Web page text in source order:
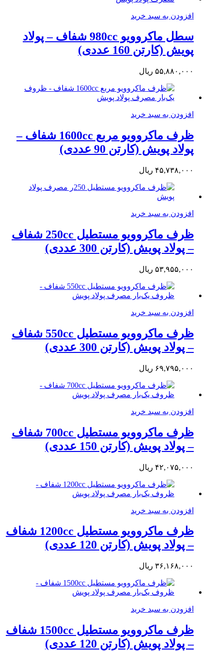
افزودن به سبد خرید
سطل ماکروویو 980cc شفاف – پولاد
پویش (کارتن 160 عددی)
۵۵,۸۸۰,۰۰۰ ریال
افزودن به سبد خرید
ظرف ماکروویو مربع 1600cc شفاف –
پولاد پویش (کارتن 90 عددی)
۴۵,۷۳۸,۰۰۰ ریال
افزودن به سبد خرید
ظرف ماکروویو مستطیل 250cc شفاف
– پولاد پویش (کارتن 300 عددی)
۵۳,۹۵۵,۰۰۰ ریال
افزودن به سبد خرید
ظرف ماکروویو مستطیل 550cc شفاف
– پولاد پویش (کارتن 300 عددی)
۶۹,۷۹۵,۰۰۰ ریال
افزودن به سبد خرید
ظرف ماکروویو مستطیل 700cc شفاف
– پولاد پویش (کارتن 150 عددی)
۴۲,۰۷۵,۰۰۰ ریال
افزودن به سبد خرید
ظرف ماکروویو مستطیل 1200cc شفاف
– پولاد پویش (کارتن 120 عددی)
۳۶,۱۶۸,۰۰۰ ریال
افزودن به سبد خرید
ظرف ماکروویو مستطیل 1500cc شفاف
– پولاد پویش (کارتن 120 عددی)